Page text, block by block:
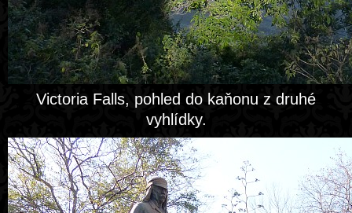
Victoria Falls, pohled do kaňonu z druhé
vyhlídky.